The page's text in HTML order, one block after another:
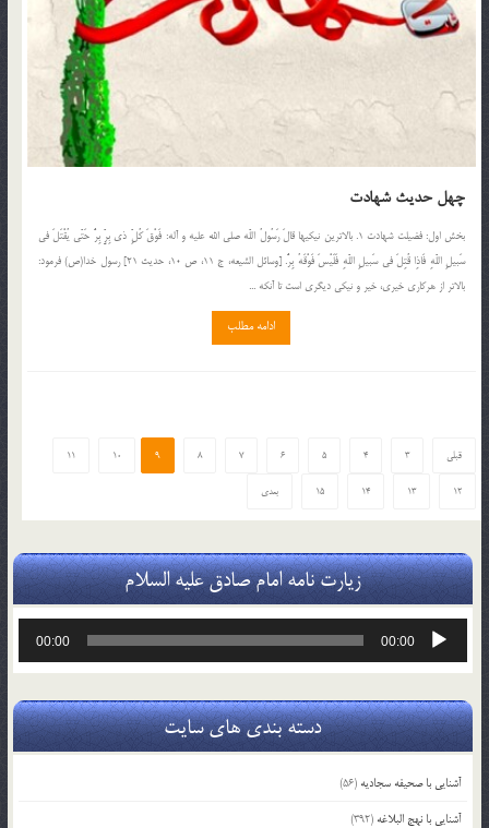
چهل حدیث شهادت
بخش اول: فضيلت شهادت 1. بالاترين نيكيها قالَ رَسُولُ اللّه صلي الله عليه و آله: فَوْقَ كُلِّ ذى بِرٍّ بِرٌّ حَتّى يُقْتَلَ فى
سَبيلِ اللّهِ فَاذِا قُتِلَ فى سَبيلِ اللّهِ فَلَيْسَ فَوْقَهُ بِرٌّ. [وسائل الشيعه، ج 11، ص 10، حديث 21] رسول خدا(ص) فرمود:
بالاتر از هركارى خيرى، خير و نيكى ديگرى است تا آنكه ...
ادامه مطلب
قبلی 3
4
5
6
7
8
9
10
11
12
13
14
15 بعدی
زیارت نامه امام صادق علیه السلام
پخش‌کننده
00:00
00:00
دسته بندی های سایت
آشنایی با صحیفه سجادیه (56)
آشنایی با نهج البلاغه (392)